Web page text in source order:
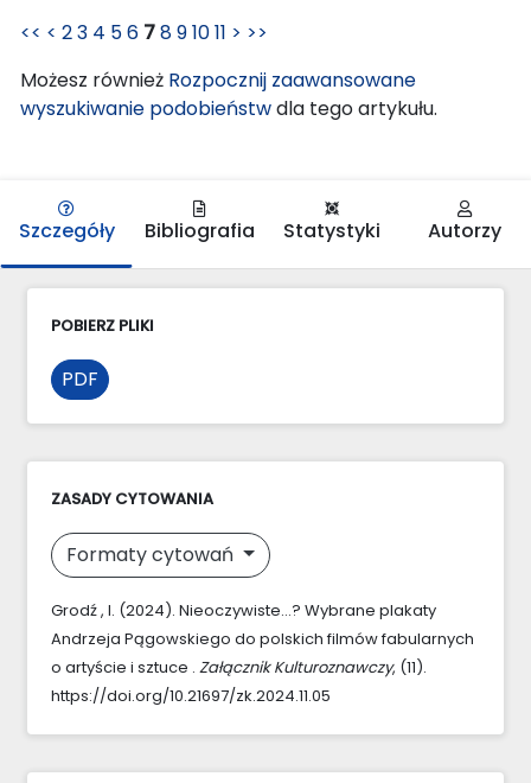
<< < 23 4 56 7891011 > >>
Możesz również Rozpocznij zaawansowane
wyszukiwanie podobieństwdla tego artykułu.
Szczegóły Bibliografia Statystyki Autorzy
POBIERZ PLIKI
PDF
ZASADY CYTOWANIA
Formaty cytowań
Grodź , I. (2024). Nieoczywiste…? Wybrane plakaty
Andrzeja Pągowskiego do polskich filmów fabularnych
o artyście i sztuce . Załącznik Kulturoznawczy, (11).
https://doi.org/10.21697/zk.2024.11.05